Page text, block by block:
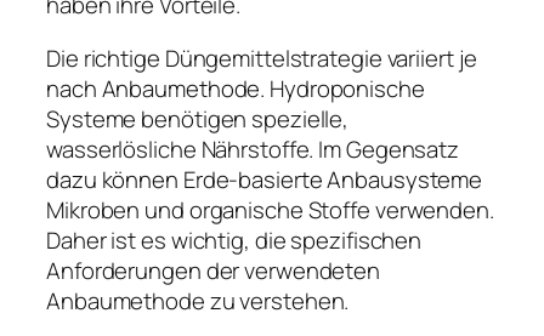
Die richtige Düngemittelstrategie variiert je
nach Anbaumethode. Hydroponische
Systeme benötigen spezielle,
wasserlösliche Nährstoffe. Im Gegensatz
dazu können Erde-basierte Anbausysteme
Mikroben und organische Stoffe verwenden.
Daher ist es wichtig, die spezifischen
Anforderungen der verwendeten
Anbaumethode zu verstehen.